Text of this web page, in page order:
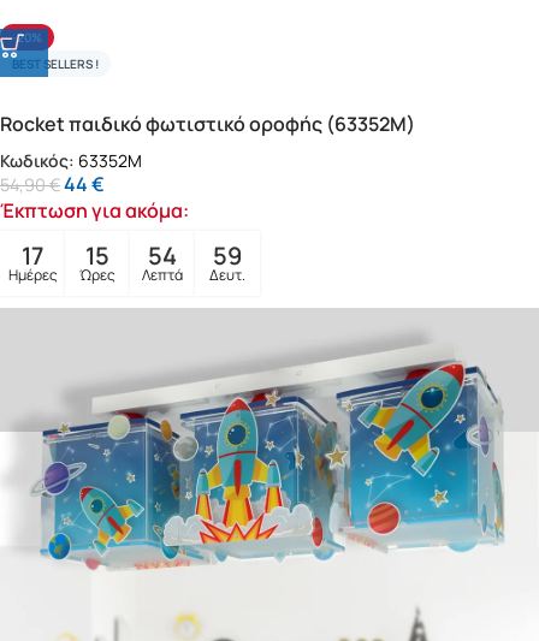
-20%
BEST SELLERS !
Rocket παιδικό φωτιστικό οροφής (63352M)
Κωδικός: 63352M
54,90€44€
Έκπτωση για ακόμα:
17
Ημέρες
15
Ώρες
54
Λεπτά
57
Δευτ.